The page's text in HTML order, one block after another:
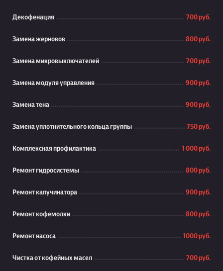
Декофенация 700 руб.
Замена жерновов 800 руб.
Замена микровыключателей 700 руб.
Замена модуля управления 900 руб.
Замена тена 900 руб.
Замена уплотнительного кольца группы 750 руб.
Комплексная профилактика 1 000 руб.
Ремонт гидросистемы 800 руб.
Ремонт капучинатора 900 руб.
Ремонт кофемолки 800 руб.
Ремонт насоса 1000 руб.
Чистка от кофейных масел 700 руб.